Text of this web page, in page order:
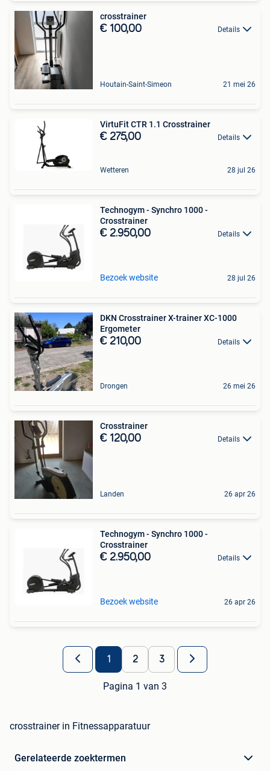
crosstrainer
€ 100,00 Details
Houtain-Saint-Simeon 21 mei 26
VirtuFit CTR 1.1 Crosstrainer
€ 275,00 Details
Wetteren 28 jul 26
Technogym - Synchro 1000 -
Crosstrainer
€ 2.950,00 Details
Bezoek website 28 jul 26
DKN Crosstrainer X-trainer XC-1000
Ergometer
€ 210,00 Details
Drongen 26 mei 26
Crosstrainer
€ 120,00 Details
Landen 26 apr 26
Technogym - Synchro 1000 -
Crosstrainer
€ 2.950,00 Details
Bezoek website 26 apr 26
1 2 3
Pagina 1 van 3
crosstrainer in Fitnessapparatuur
Gerelateerde zoektermen